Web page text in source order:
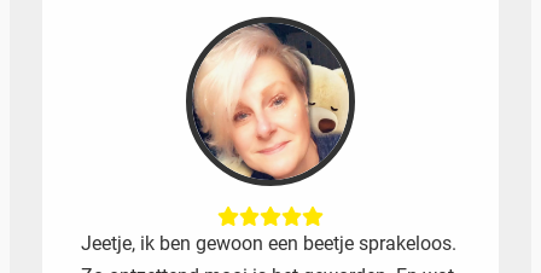
Jeetje, ik ben gewoon een beetje sprakeloos.